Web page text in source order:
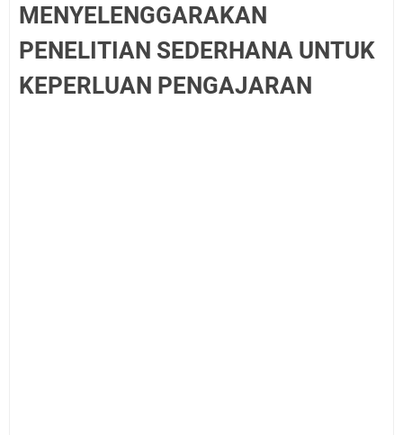
MENYELENGGARAKAN
PENELITIAN SEDERHANA UNTUK
KEPERLUAN PENGAJARAN